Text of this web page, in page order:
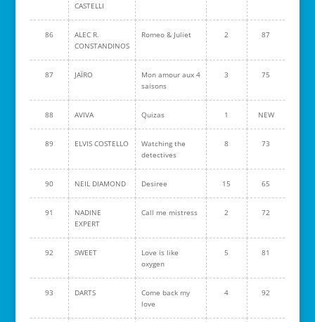
CASTELLI
86
ALEC R.
CONSTANDINOS
Romeo & Juliet 2 87
87 JAÏRO
Mon amour aux 4
saisons
3 75
88 AVIVA Quizas 1 NEW
89 ELVIS COSTELLO
Watching the
detectives
8 73
90 NEIL DIAMOND Desiree 15 65
91
NADINE
EXPERT
Call me mistress 2 72
92 SWEET
Love is like
oxygen
5 81
93 DARTS
Come back my
love
4 92